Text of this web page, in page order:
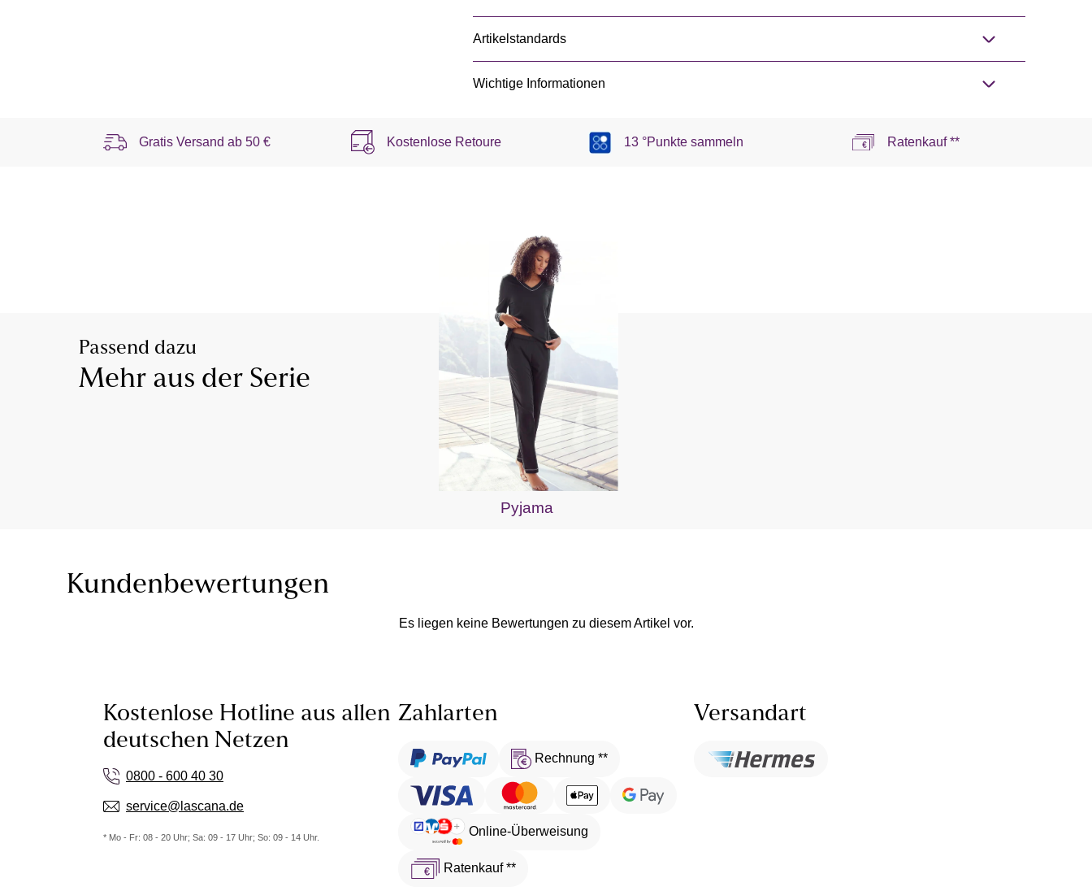
Artikelstandards
Wichtige Informationen
Gratis Versand ab 50 € Kostenlose Retoure 13 °Punkte sammeln Ratenkauf **
Passend dazu
Mehr aus der Serie
Pyjama
Kundenbewertungen
Es liegen keine Bewertungen zu diesem Artikel vor.
Kostenlose Hotline aus allen
deutschen Netzen
0800 - 600 40 30
service@lascana.de
* Mo - Fr: 08 - 20 Uhr; Sa: 09 - 17 Uhr; So: 09 - 14 Uhr.
Zahlarten
Rechnung **
Online-Überweisung
Ratenkauf **
Versandart